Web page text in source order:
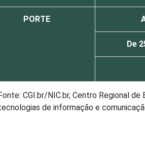
PORTE
De
Fonte: CGI.br/NIC.br, Centro Regional
de informação e